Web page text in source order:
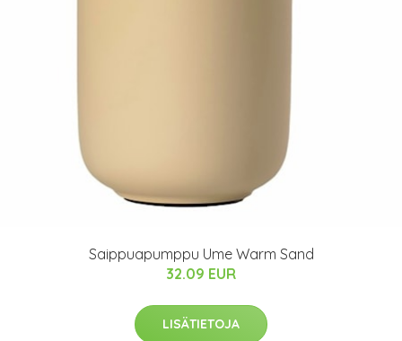
Saippuapumppu Ume Warm Sand
32.09 EUR
LISÄTIETOJA